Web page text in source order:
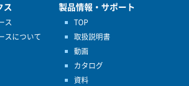
ス
ス
スについて
製品情報・サポート
TOP
取扱説明書
動画
カタログ
資料